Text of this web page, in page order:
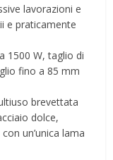
lavorazioni e
e praticamente
1500 W, taglio di
fino a 85 mm
brevettata
dolce,
un’unica lama